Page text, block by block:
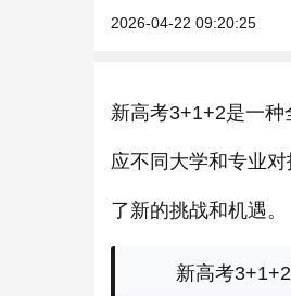
2026-04-22 09:20:25
新高考3+1+2是一
应不同大学和专业
了新的挑战和机遇。
新高考3+1+2